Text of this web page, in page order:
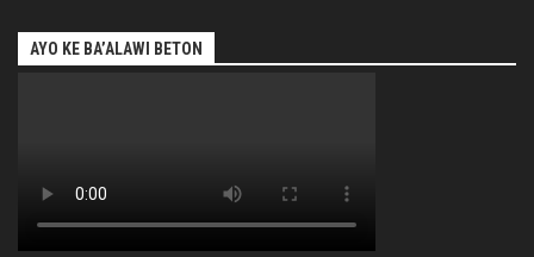
AYO KE BA’ALAWI BETON